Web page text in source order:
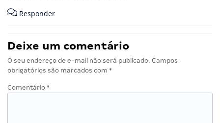
Responder
Deixe um comentário
O seu endereço de e-mail não será publicado. Campos
obrigatórios são marcados com *
Comentário *